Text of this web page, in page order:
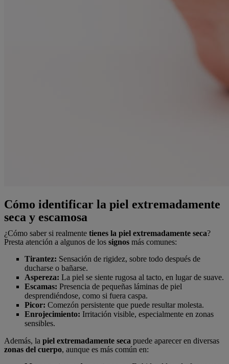
Cómo identificar la piel extremadamente
seca y escamosa
¿Cómo saber si realmente tienes la piel extremadamente seca?
Presta atención a algunos de los signos más comunes:
Tirantez: Sensación de rigidez, sobre todo después de
ducharse o bañarse.
Aspereza: La piel se siente rugosa al tacto, en lugar de suave.
Escamas: Presencia de pequeñas láminas de piel
desprendiéndose, como si fuera caspa.
Picor: Comezón persistente que puede resultar molesta.
Enrojecimiento: Irritación visible, especialmente en zonas
sensibles.
Además, la piel extremadamente seca puede aparecer en diversas
zonas del cuerpo, aunque es más común en: